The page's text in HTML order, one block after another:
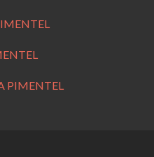
PIMENTEL